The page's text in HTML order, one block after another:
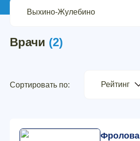
Врачи (2)
Сортировать по: Рейтинг
Фролова